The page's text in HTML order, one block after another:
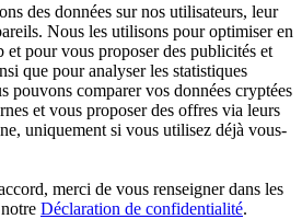
des données sur nos utilisateurs, leur
Nous les utilisons pour optimiser en
et pour vous proposer des publicités et
que pour analyser les statistiques
pouvons comparer vos données cryptées
et vous proposer des offres via leurs
uniquement si vous utilisez déjà vous-
merci de vous renseigner dans les
Déclaration de confidentialité.